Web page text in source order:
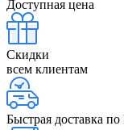
Доступная цена
Скидки
всем клиентам
Быстрая доставка по